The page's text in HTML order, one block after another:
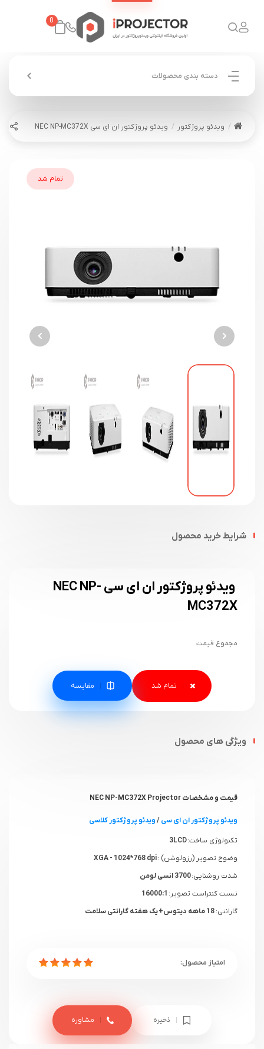
0
دسته بندی محصولات
ویدئو پروژکتور ویدئو پروژکتور ان ای سی NEC NP-MC372X
تمام شد
شرایط خرید محصول
ویدئو پروژکتور ان ای سی NEC NP-
MC372X
مجموع قیمت
مقایسه
ویژگی های محصول
قیمت و مشخصات NEC NP-MC372X Projector
ویدئو پروژکتور ان ای سی/ویدئو پروژکتور کلاسی
تکنولوژی ساخت:3LCD
وضوح تصویر (رزولوشن) :XGA - 1024*768 dpi
شدت روشنایی:3700 انسی لومن
نسبت کنتراست تصویر:
گارانتی:
ذخیره مشاوره